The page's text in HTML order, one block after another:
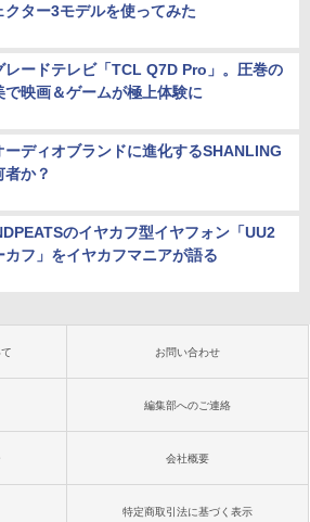
クター3モデルを使ってみた
レードテレビ「TCL Q7D Pro」。圧巻の
で映画＆ゲームが極上体験に
ーディオブランドに進化するSHANLING
者か？
のイヤカフ型イヤフォン「UU2
カフ」をイヤカフマニアが語る
お問い合わせ
編集部へのご連絡
会社概要
特定商取引法に基づく表示